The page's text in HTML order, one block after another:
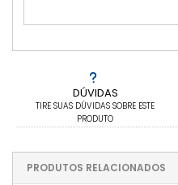
DÚVIDAS
TIRE SUAS DÚVIDAS SOBRE ESTE
PRODUTO
PRODUTOS RELACIONADOS